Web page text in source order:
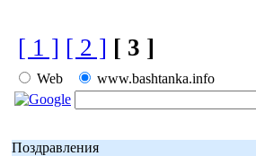
[ 1 ] [ 2 ] [ 3 ]
Web www.bashtanka.info
Поздравления